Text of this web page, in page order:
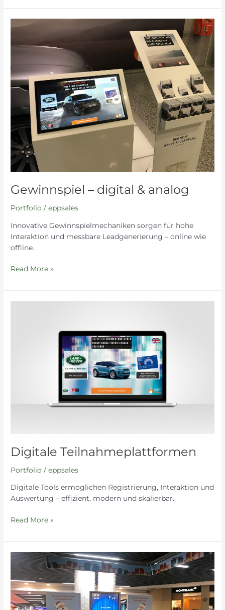
Gewinnspiel – digital & analog
Portfolio /eppsales
Innovative Gewinnspielmechaniken sorgen für hohe
Interaktion und messbare Leadgenerierung – online wie
offline.
Gewinnspiel
digital
analog
Read More »
Digitale Teilnahmeplattformen
Portfolio /eppsales
Digitale Tools ermöglichen Registrierung, Interaktion und
Auswertung – effizient, modern und skalierbar.
Read More »
Analoge
Ansprache,
digitale
Verarbeitung